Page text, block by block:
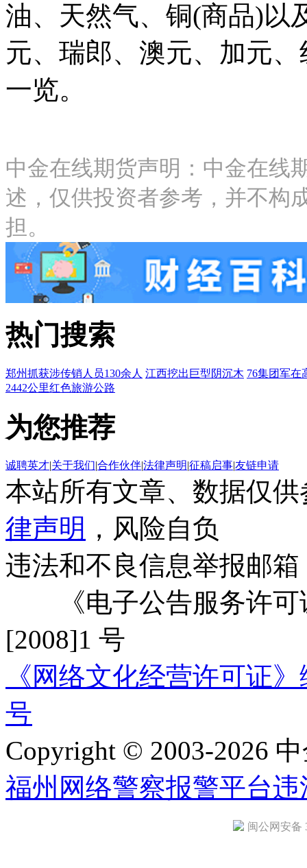
油、天然气、铜(商品)以
元、瑞郎、澳元、加元
一览。
中金在线期货声明：中金在线
述，仅供投资者参考，并不构
担。
热门搜索
郑州抓获涉传销人员130余人 江西挖出巨型阴沉木 76集团军在
2442公里红色旅游公路
为您推荐
诚聘英才|关于我们|合作伙伴|法律声明|征稿启事|友链申请
本站所有文章、数据仅
律声明 ，风险自负
违法和不良信息举报邮箱
《电子公告服务许可
[2008]1 号
《网络文化经营许可证
号
Copyright © 2003-2026
福州网络警察报警平台违
闽公网安备